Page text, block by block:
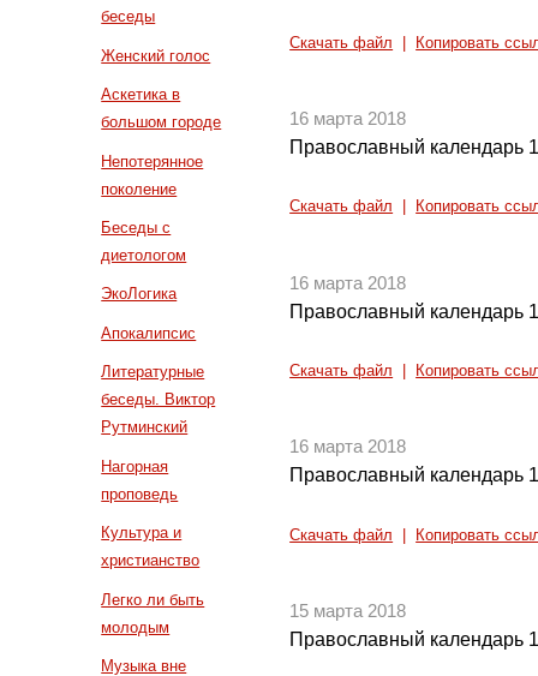
беседы
Женский голос
Аскетика в
большом городе
Непотерянное
поколение
Беседы с
диетологом
ЭкоЛогика
Апокалипсис
Литературные
беседы. Виктор
Рутминский
Нагорная
проповедь
Культура и
христианство
Легко ли быть
молодым
Музыка вне
Скачать файл Копировать
16 марта 2018
Православный календарь
Скачать файл Копировать
16 марта 2018
Православный календарь
Скачать файл Копировать
16 марта 2018
Православный календарь
Скачать файл Копировать
15 марта 2018
Православный календарь